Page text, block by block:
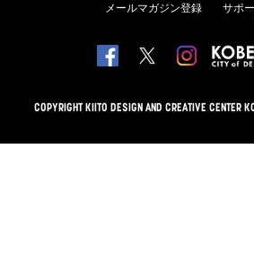
メールマガジン登録 サポ
COPYRIGHT KIITO DESIGN AND CREATIVE CENTER